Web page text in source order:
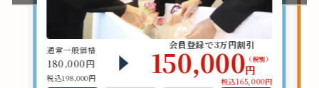
通常一般価格
180,000円
税込198,000円
会員登録で3万円割引
150,000 （税別）
円
税込165,000円